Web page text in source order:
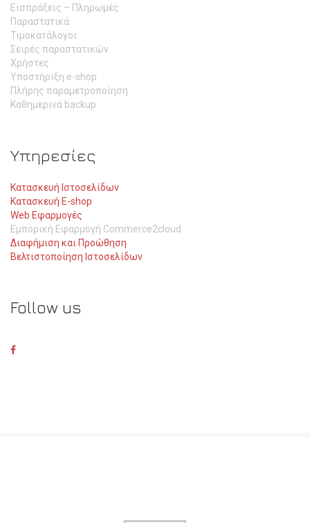
Εισπράξεις – Πληρωμές
Παραστατικά
Τιμοκατάλογοι
Σειρές παραστατικών
Χρήστες
Υποστήριξη e-shop
Πλήρης παραμετροποίηση
Καθημερινά backup
Υπηρεσίες
Κατασκευή Ιστοσελίδων
Κατασκευή E-shop
Web Εφαρμογές
Εμπορική Εφαρμογή Commerce2cloud
Διαφήμιση και Προώθηση
Βελτιστοποίηση Ιστοσελίδων
Follow us